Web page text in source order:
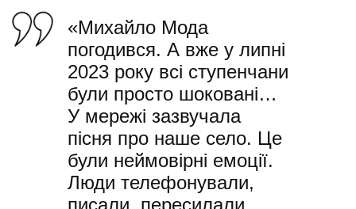
«Михайло Мода
погодився. А вже у липні
2023 року всі ступенчани
були просто шоковані…
У мережі зазвучала
пісня про наше село. Це
були неймовірні емоції.
Люди телефонували,